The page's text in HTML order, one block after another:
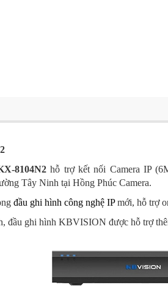
8104N2hỗ trợ kết nối Camera IP
Tây Ninh tại Hồng Phúc Camera.
đầu ghi hình công nghệ IPmới, hỗ trợ
đầu ghi hình KBVISION được hỗ trợ